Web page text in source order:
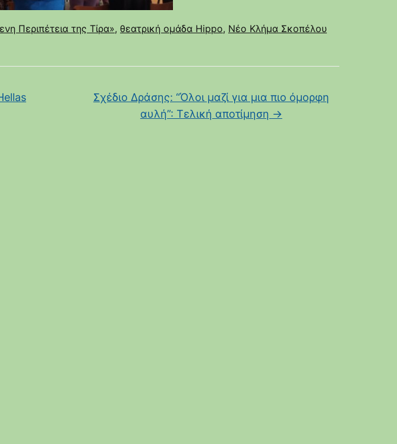
Περιπέτεια της Τίρα», θεατρική ομάδα Hippo, Νέο Κλήμα Σκοπέλου
Σχέδιο Δράσης: “Όλοι μαζί για μια πιο όμορφη
αυλή”: Τελική αποτίμηση →